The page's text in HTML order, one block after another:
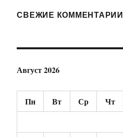
СВЕЖИЕ КОММЕНТАРИИ
Август 2026
Пн Вт Ср Чт